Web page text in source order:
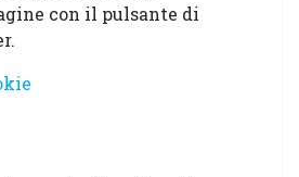
con il pulsante di